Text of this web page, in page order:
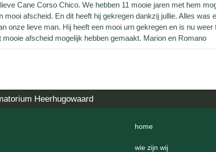
Cane Corso Chico. We hebben 11 mooie jaren met hem
afscheid. En dit heeft hij gekregen dankzij jullie. Alles was
onze lieve man. Hij heeft een mooi urn gekregen en is nu weer
afscheid mogelijk hebben gemaakt. Marion en Romano
Heerhugowaard
home
wie zijn wij